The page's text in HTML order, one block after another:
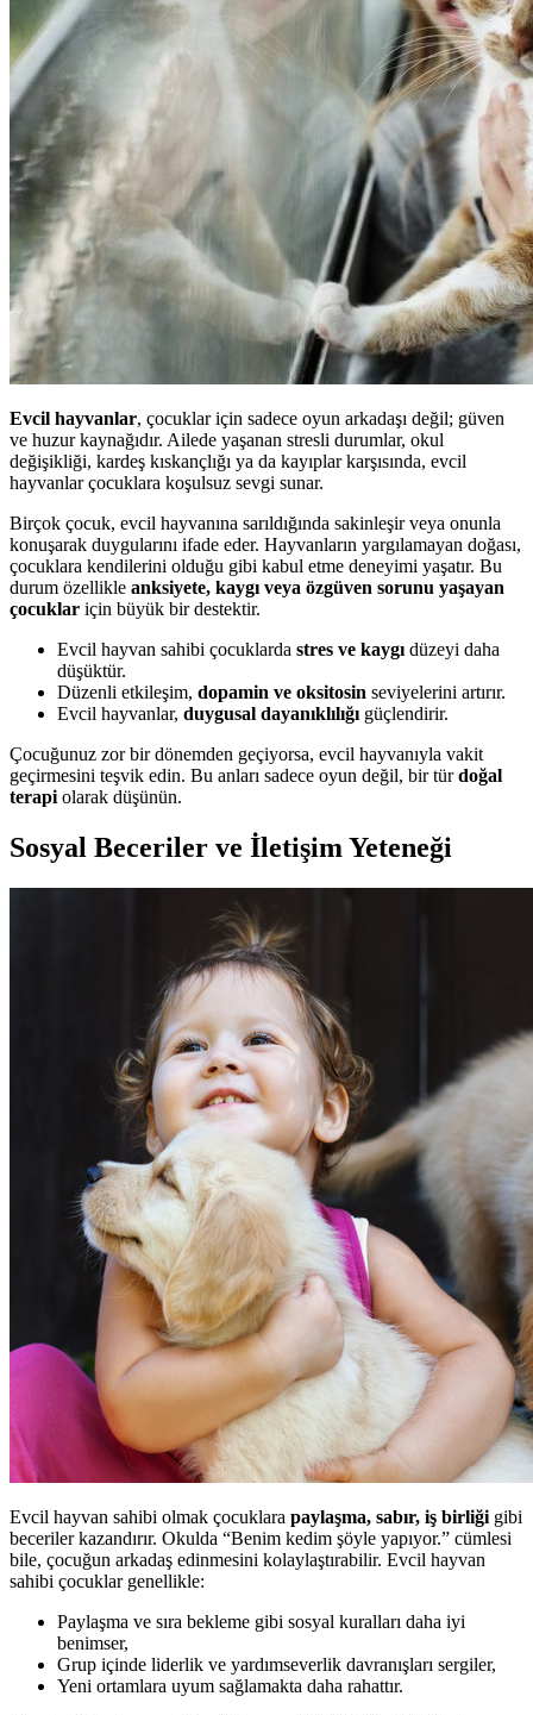
Evcil hayvanlar, çocuklar için sadece oyun arkadaşı değil; güven
ve huzur kaynağıdır. Ailede yaşanan stresli durumlar, okul
değişikliği, kardeş kıskançlığı ya da kayıplar karşısında, evcil
hayvanlar çocuklara koşulsuz sevgi sunar.
Birçok çocuk, evcil hayvanına sarıldığında sakinleşir veya onunla
konuşarak duygularını ifade eder. Hayvanların yargılamayan doğası,
çocuklara kendilerini olduğu gibi kabul etme deneyimi yaşatır. Bu
durum özellikle anksiyete, kaygı veya özgüven sorunu yaşayan
çocuklar için büyük bir destektir.
Evcil hayvan sahibi çocuklarda stres ve kaygı düzeyi daha
düşüktür.
Düzenli etkileşim, dopamin ve oksitosin seviyelerini artırır.
Evcil hayvanlar, duygusal dayanıklılığı güçlendirir.
Çocuğunuz zor bir dönemden geçiyorsa, evcil hayvanıyla vakit
geçirmesini teşvik edin. Bu anları sadece oyun değil, bir türdoğal
terapi olarak düşünün.
Sosyal Beceriler ve İletişim Yeteneği
Evcil hayvan sahibi olmak çocuklara paylaşma, sabır, iş birliği gibi
beceriler kazandırır. Okulda “Benim kedim şöyle yapıyor.” cümlesi
bile, çocuğun arkadaş edinmesini kolaylaştırabilir. Evcil hayvan
sahibi çocuklar genellikle:
Paylaşma ve sıra bekleme gibi sosyal kuralları daha iyi
benimser,
Grup içinde liderlik ve yardımseverlik davranışları sergiler,
Yeni ortamlara uyum sağlamakta daha rahattır.